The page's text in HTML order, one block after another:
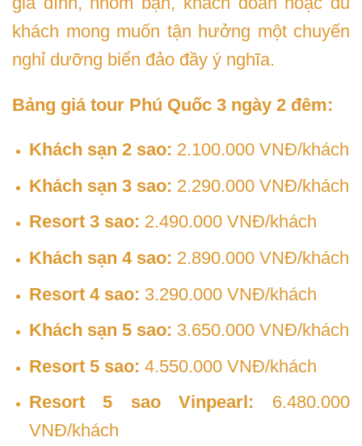
khách mong muốn tận hưởng một chuyến
nghỉ dưỡng biển đảo đầy ý nghĩa.
Bảng giá tour Phú Quốc 3 ngày 2 đêm:
Khách sạn 2 sao: 2.100.000 VNĐ/khách
Khách sạn 3 sao: 2.290.000 VNĐ/khách
Resort 3 sao: 2.490.000 VNĐ/khách
Khách sạn 4 sao: 2.890.000 VNĐ/khách
Resort 4 sao: 3.290.000 VNĐ/khách
Khách sạn 5 sao: 3.650.000 VNĐ/khách
Resort 5 sao: 4.550.000 VNĐ/khách
Resort 5 sao Vinpearl: 6.480.000
VNĐ/khách